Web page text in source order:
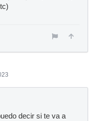
decir si te va a